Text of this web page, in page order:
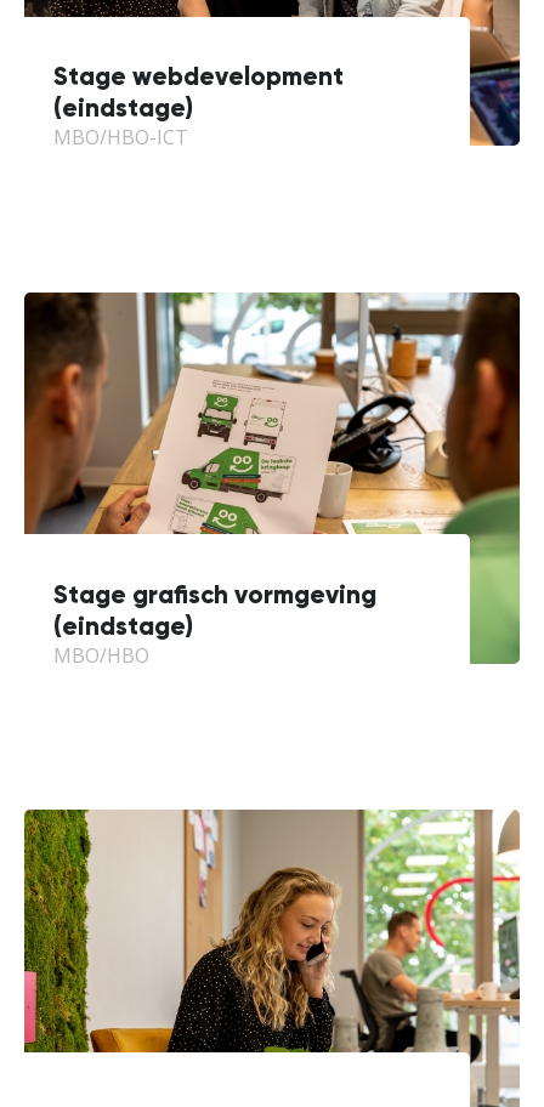
Stage webdevelopment
(eindstage)
MBO/HBO-ICT
Stage grafisch vormgeving
(eindstage)
MBO/HBO